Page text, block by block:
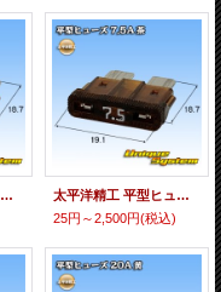
太平洋精工 平型ヒューズ 5A 黄赤色
太平洋精工 平型ヒューズ 7.5A 茶色
25円～2,500円(税込)